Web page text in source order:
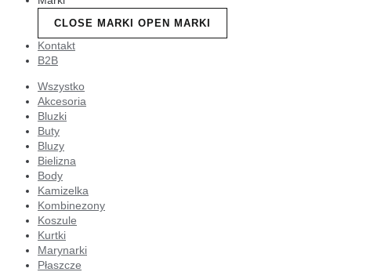
CLOSE MARKI OPEN MARKI
Kontakt
B2B
Wszystko
Akcesoria
Bluzki
Buty
Bluzy
Bielizna
Body
Kamizelka
Kombinezony
Koszule
Kurtki
Marynarki
Płaszcze